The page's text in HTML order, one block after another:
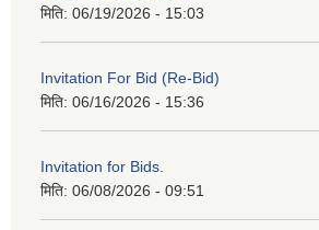
मिति: 06/19/2026 - 15:03
Invitation For Bid (Re-Bid)
मिति: 06/16/2026 - 15:36
Invitation for Bids.
मिति: 06/08/2026 - 09:51